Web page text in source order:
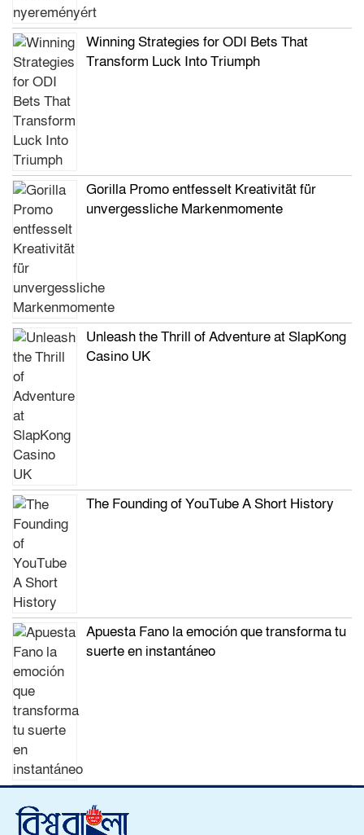
Winning Strategies for ODI Bets That
Transform Luck Into Triumph
Gorilla Promo entfesselt Kreativität für
unvergessliche Markenmomente
Unleash the Thrill of Adventure at SlapKong
Casino UK
The Founding of YouTube A Short History
Apuesta Fano la emoción que transforma tu
suerte en instantáneo